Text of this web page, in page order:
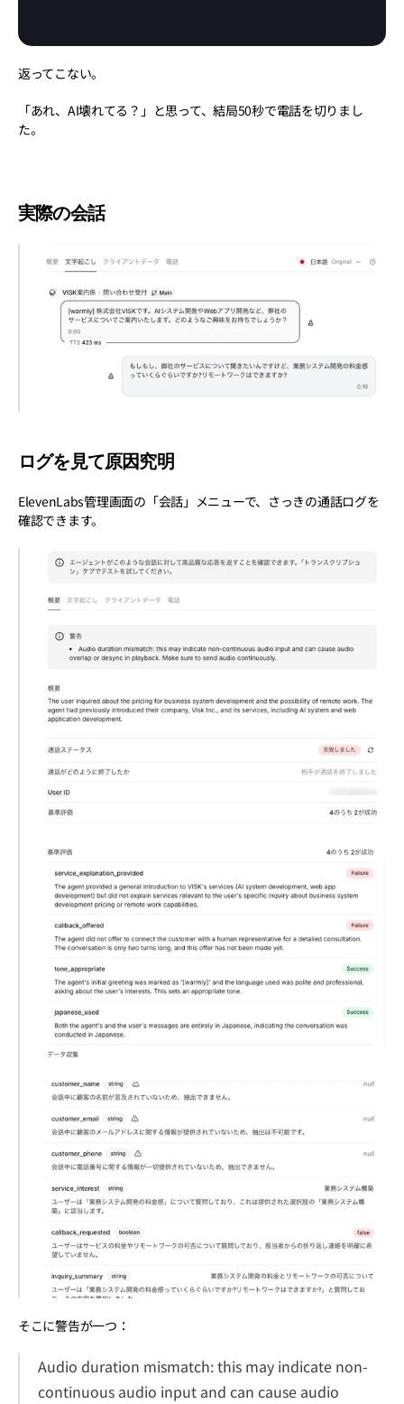
返ってこない。
「あれ、AI壊れてる？」と思って、結局50秒で電話を切りまし
た。
実際の会話
ログを見て原因究明
ElevenLabs管理画面の「会話」メニューで、さっきの通話ログを
確認できます。
そこに警告が一つ：
Audio duration mismatch: this may indicate non-
continuous audio input and can cause audio